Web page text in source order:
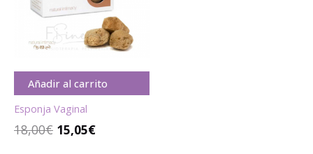
Añadir al carrito
Esponja Vaginal
18,00€ 15,05€